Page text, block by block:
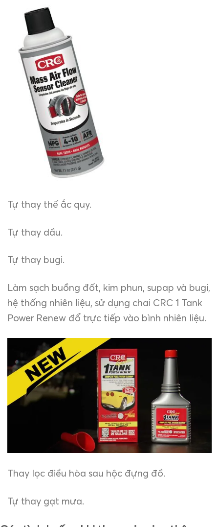
Tự thay thế ắc quy.
Tự thay dầu.
Tự thay bugi.
Làm sạch buồng đốt, kim phun, supap và bugi,
hệ thống nhiên liệu, sử dụng chai CRC 1 Tank
Power Renew đổ trực tiếp vào bình nhiên liệu.
Thay lọc điều hòa sau hộc đựng đồ.
Tự thay gạt mưa.